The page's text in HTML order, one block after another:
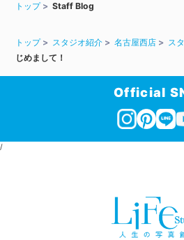
トップ Staff Blog
トップ スタジオ紹介 名古屋西店 ス
じめまして！
Official
/